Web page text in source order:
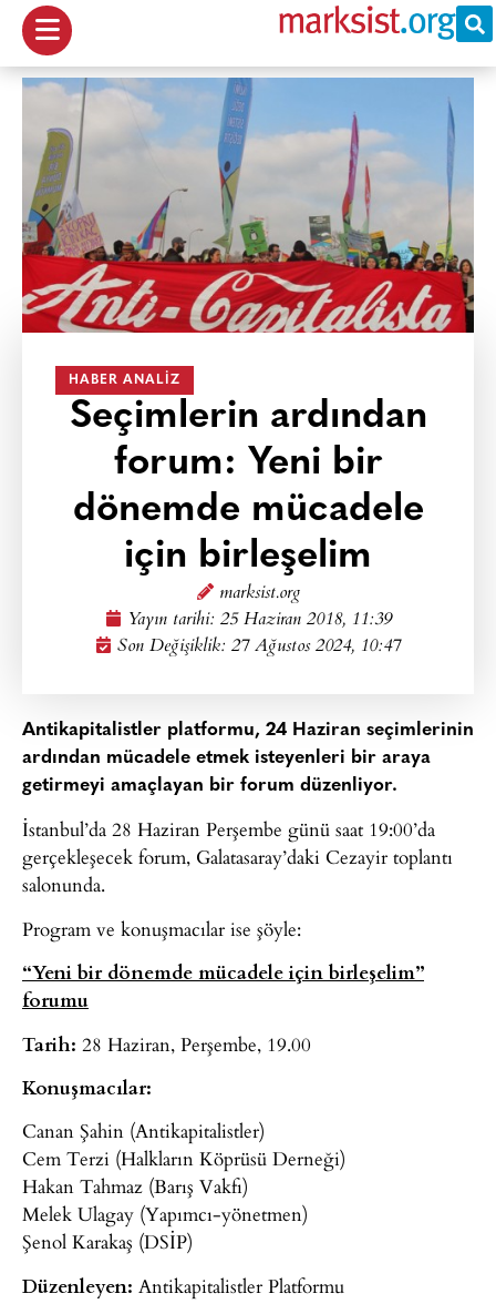
HABER ANALIZ
Seçimlerin ardından
forum: Yeni bir
dönemde mücadele
için birleşelim
marksist.org
Yayın tarihi: 25 Haziran 2018, 11:39
Son Değişiklik: 27 Ağustos 2024, 10:47
Antikapitalistler platformu, 24 Haziran seçimlerinin
ardından mücadele etmek isteyenleri bir araya
getirmeyi amaçlayan bir forum düzenliyor.
İstanbul’da 28 Haziran Perşembe günü saat 19:00’da
gerçekleşecek forum, Galatasaray’daki Cezayir toplantı
salonunda.
Program ve konuşmacılar ise şöyle:
“Yeni bir dönemde mücadele için birleşelim”
forumu
Tarih: 28 Haziran, Perşembe, 19.00
Konuşmacılar:
Canan Şahin (Antikapitalistler)
Cem Terzi (Halkların Köprüsü Derneği)
Hakan Tahmaz (Barış Vakfı)
Melek Ulagay (Yapımcı-yönetmen)
Şenol Karakaş (DSİP)
Düzenleyen: Antikapitalistler Platformu